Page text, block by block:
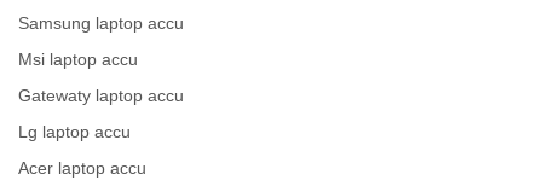
Samsung laptop accu
Msi laptop accu
Gatewaty laptop accu
Lg laptop accu
Acer laptop accu